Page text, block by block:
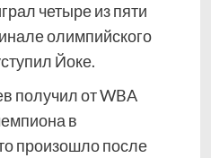
четыре из пяти
олимпийского
Йоке.
получил от WBA
в
произошло после